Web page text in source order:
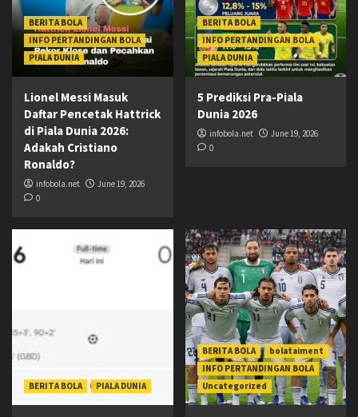
BERITA BOLA
INFO PERTANDINGAN BOLA
PIALA DUNIA
Lionel Messi Masuk
Daftar Pencetak Hattrick
di Piala Dunia 2026:
Adakah Cristiano
Ronaldo?
infobola.net
June 19, 2026
0
BERITA BOLA
INFO PERTANDINGAN BOLA
PIALA DUNIA
5 Prediksi Pra-Piala
Dunia 2026
infobola.net
June 19, 2026
0
BERITA BOLA PIALA DUNIA
BERITA BOLA
bolataiment
INFO PERTANDINGAN BOLA
Uncategorized